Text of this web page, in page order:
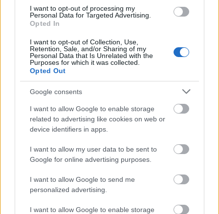
I want to opt-out of processing my
Personal Data for Targeted Advertising.
Opted In
I want to opt-out of Collection, Use,
Retention, Sale, and/or Sharing of my
Personal Data that Is Unrelated with the
Purposes for which it was collected.
Opted Out
Google consents
I want to allow Google to enable storage
related to advertising like cookies on web or
device identifiers in apps.
I want to allow my user data to be sent to
Google for online advertising purposes.
I want to allow Google to send me
personalized advertising.
I want to allow Google to enable storage
articole de toaleta si igiena personala, cum ar fi
periutele si pasta de dinti, roll-on, servetele umede
lentile de contact, medicatia obisnuita (pentru 2-3
zile), lenjerie intima (pentru amandoi) si cate un
rand de haine.
• Din bagajul de mana nu trebuie sa lipseasca
incarcatoarele telefoanelor, aparatul foto sau
camera video, dar nici obiectele de valoare pe care
le luati in calatorie (bijuterii sau ceasuri, i-pod, etc.)
• In interiorul bagajului de mana puneti o eticheta
pe care sa va inscrieti numele si adresa completa,
fie cat mai vizibile atunci cand deschideti geanta.